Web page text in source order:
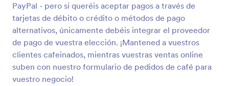
PayPal - pero si queréis aceptar pagos a través de
tarjetas de débito o crédito o métodos de pago
alternativos, únicamente debéis integrar el proveedor
de pago de vuestra elección. ¡Mantened a vuestros
clientes cafeinados, mientras vuestras ventas online
suben con nuestro formulario de pedidos de café para
vuestro negocio!
Vista previa